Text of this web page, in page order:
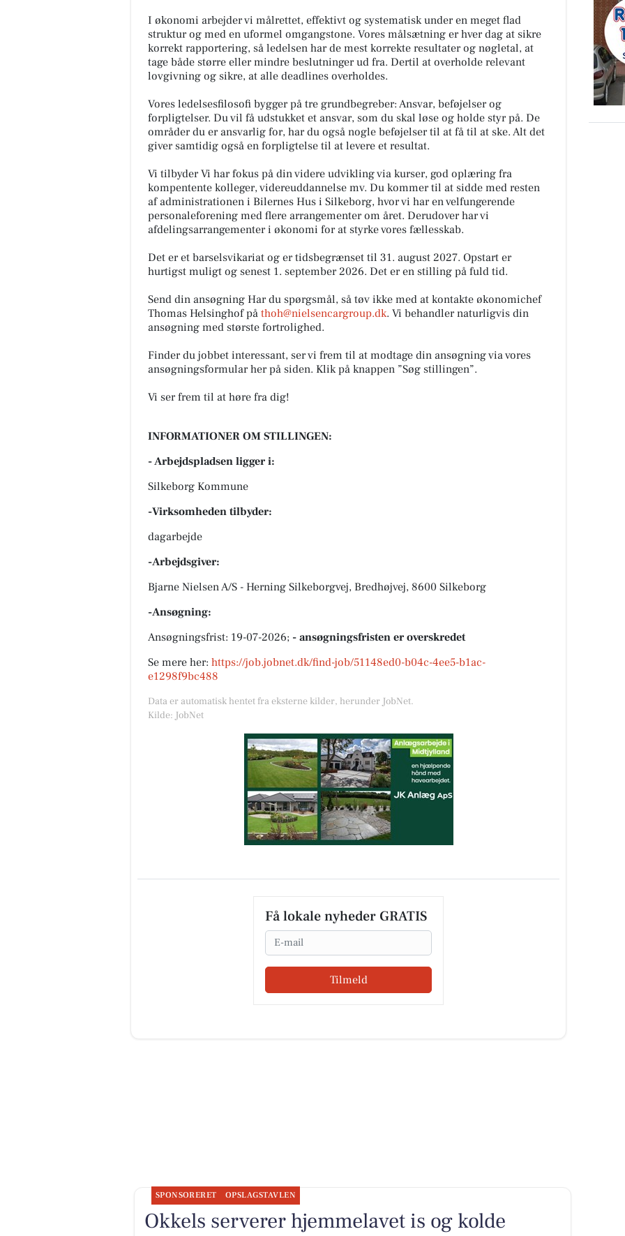
I økonomi arbejder vi målrettet, effektivt og systematisk under en meget flad
struktur og med en uformel omgangstone. Vores målsætning er hver dag at sikre
korrekt rapportering, så ledelsen har de mest korrekte resultater og nøgletal, at
tage både større eller mindre beslutninger ud fra. Dertil at overholde relevant
lovgivning og sikre, at alle deadlines overholdes.
Vores ledelsesfilosofi bygger på tre grundbegreber: Ansvar, beføjelser og
forpligtelser. Du vil få udstukket et ansvar, som du skal løse og holde styr på. De
områder du er ansvarlig for, har du også nogle beføjelser til at få til at ske. Alt det
giver samtidig også en forpligtelse til at levere et resultat.
Vi tilbyder Vi har fokus på din videre udvikling via kurser, god oplæring fra
kompentente kolleger, videreuddannelse mv. Du kommer til at sidde med resten
af administrationen i Bilernes Hus i Silkeborg, hvor vi har en velfungerende
personaleforening med flere arrangementer om året. Derudover har vi
afdelingsarrangementer i økonomi for at styrke vores fællesskab.
Det er et barselsvikariat og er tidsbegrænset til 31. august 2027. Opstart er
hurtigst muligt og senest 1. september 2026. Det er en stilling på fuld tid.
Send din ansøgning Har du spørgsmål, så tøv ikke med at kontakte økonomichef
Thomas Helsinghof på thoh@nielsencargroup.dk. Vi behandler naturligvis din
ansøgning med største fortrolighed.
Finder du jobbet interessant, ser vi frem til at modtage din ansøgning via vores
ansøgningsformular her på siden. Klik på knappen ”Søg stillingen”.
Vi ser frem til at høre fra dig!
INFORMATIONER OM STILLINGEN:
- Arbejdspladsen ligger i:
Silkeborg Kommune
-Virksomheden tilbyder:
dagarbejde
-Arbejdsgiver:
Bjarne Nielsen A/S - Herning Silkeborgvej, Bredhøjvej, 8600 Silkeborg
-Ansøgning:
Ansøgningsfrist: 19-07-2026; - ansøgningsfristen er overskredet
Se mere her: https://job.jobnet.dk/find-job/51148ed0-b04c-4ee5-b1ac-
e1298f9bc488
Data er automatisk hentet fra eksterne kilder, herunder JobNet.
Kilde: JobNet
Få lokale nyheder GRATIS
Email
Tilmeld
SPONSORERET OPSLAGSTAVLEN
Okkels serverer hjemmelavet is og kolde